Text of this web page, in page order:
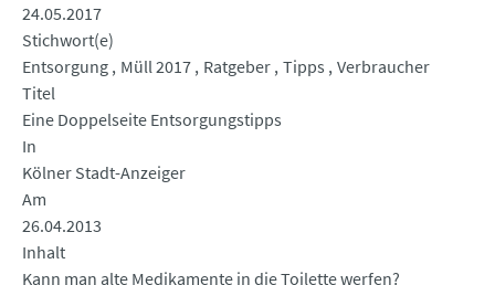
24.05.2017
Stichwort(e)
Entsorgung Müll 2017 Ratgeber Tipps Verbraucher
Titel
Eine Doppelseite Entsorgungstipps
In
Kölner Stadt-Anzeiger
Am
26.04.2013
Inhalt
Kann man alte Medikamente in die Toilette werfen?